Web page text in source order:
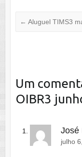
← Aluguel TIMS3
Um
OIBR3
José
julho